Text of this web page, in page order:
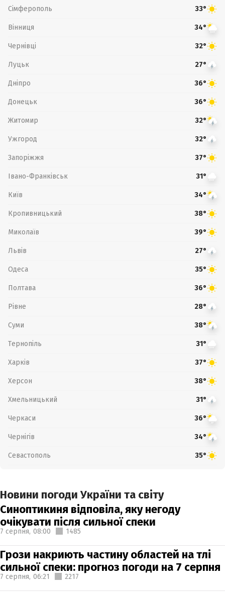
Сімферополь 33°
Вінниця 34°
Чернівці 32°
Луцьк 27°
Дніпро 36°
Донецьк 36°
Житомир 32°
Ужгород 32°
Запоріжжя 37°
Івано-Франківськ 31°
Київ 34°
Кропивницький 38°
Миколаїв 39°
Львів 27°
Одеса 35°
Полтава 36°
Рівне 28°
Суми 38°
Тернопіль 31°
Харків 37°
Херсон 38°
Хмельницький 31°
Черкаси 36°
Чернігів 34°
Севастополь 35°
Новини погоди України та світу
Синоптикиня відповіла, яку негоду
очікувати після сильної спеки
7 серпня, 08:00 1485
Грози накриють частину областей на тлі
сильної спеки: прогноз погоди на 7 серпня
7 серпня, 06:21 2217